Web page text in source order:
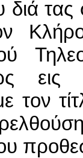
τας
τον